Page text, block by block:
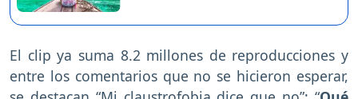
El clip ya suma 8.2 millones de reproducciones y
entre los comentarios que no se hicieron esperar,